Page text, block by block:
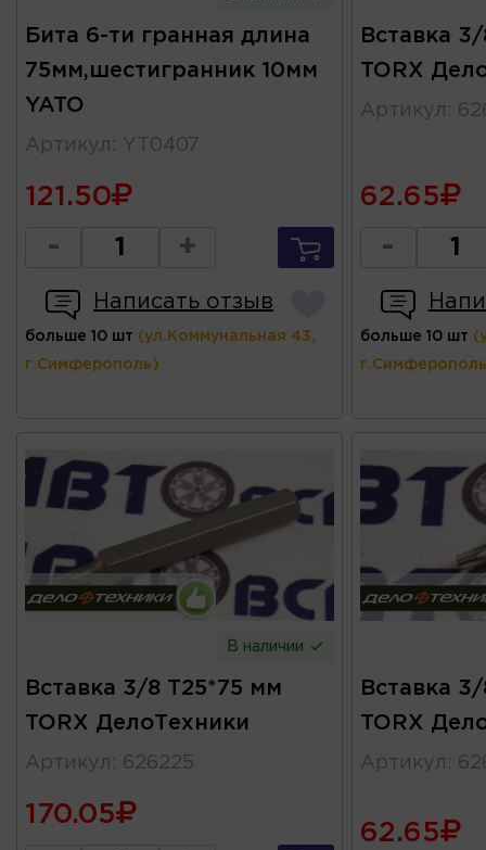
Бита 6-ти гранная длина
75мм,шестигранник 10мм
YATO
Артикул : YT0407
121.50
- +
Написать отзыв
больше 10 шт (ул.Коммунальная 43,
г.Симферополь)
Вставка
TORX
Артикул :
62.65
-
больше 10 шт
В наличии
Вставка 3/8 T25*75 мм
TORX ДелоТехники
Артикул : 626225
170.05
Вставка
TORX
Артикул :
62.65